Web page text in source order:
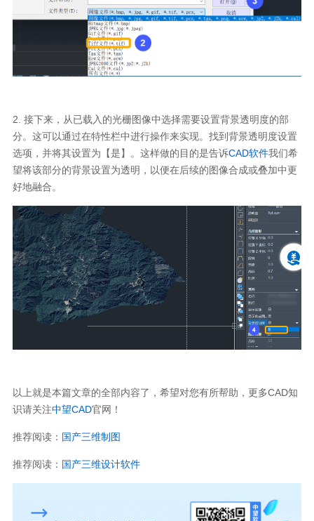
2. 接下来，从已载入的光栅图像中选择需要设置背景透明度的部
分。这可以通过在特性栏中进行操作来实现。找到背景透明度设置
选项，并将其设置为【是】。这样做的目的是告诉CAD软件我们希
望将该部分的背景设置为透明，以便在后续的图像合成或叠加中更
好地融合。
以上就是本篇文章的全部内容了，希望对您有所帮助，更多CAD知
识请关注中望CAD官网！
推荐阅读： 国产三维制图
推荐阅读： 国产三维设计软件